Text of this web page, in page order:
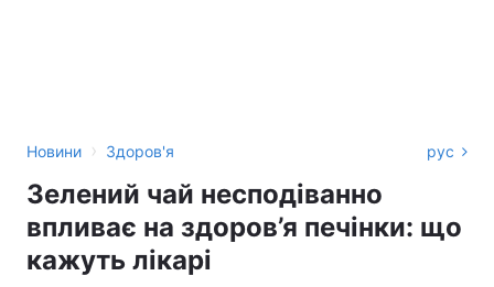
Новини › Здоров'я рус
Зелений чай несподіванно
впливає на здоров’я печінки: що
кажуть лікарі